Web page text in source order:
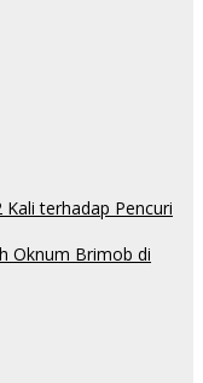
terhadap Pencuri
Oknum Brimob di